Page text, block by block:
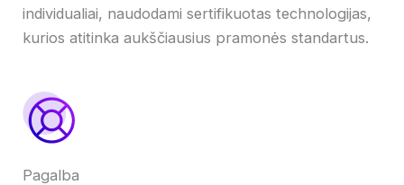
individualiai, naudodami sertifikuotas technologijas,
kurios atitinka aukščiausius pramonės standartus.
Pagalba